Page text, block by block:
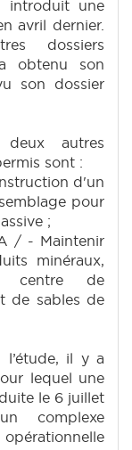
introduit une
avril dernier.
dossiers
obtenu son
son dossier
autres
sont :
d'un
pour
;
/ - Maintenir
minéraux,
centre de
de sables de
il y a
lequel une
le 6 juillet
complexe